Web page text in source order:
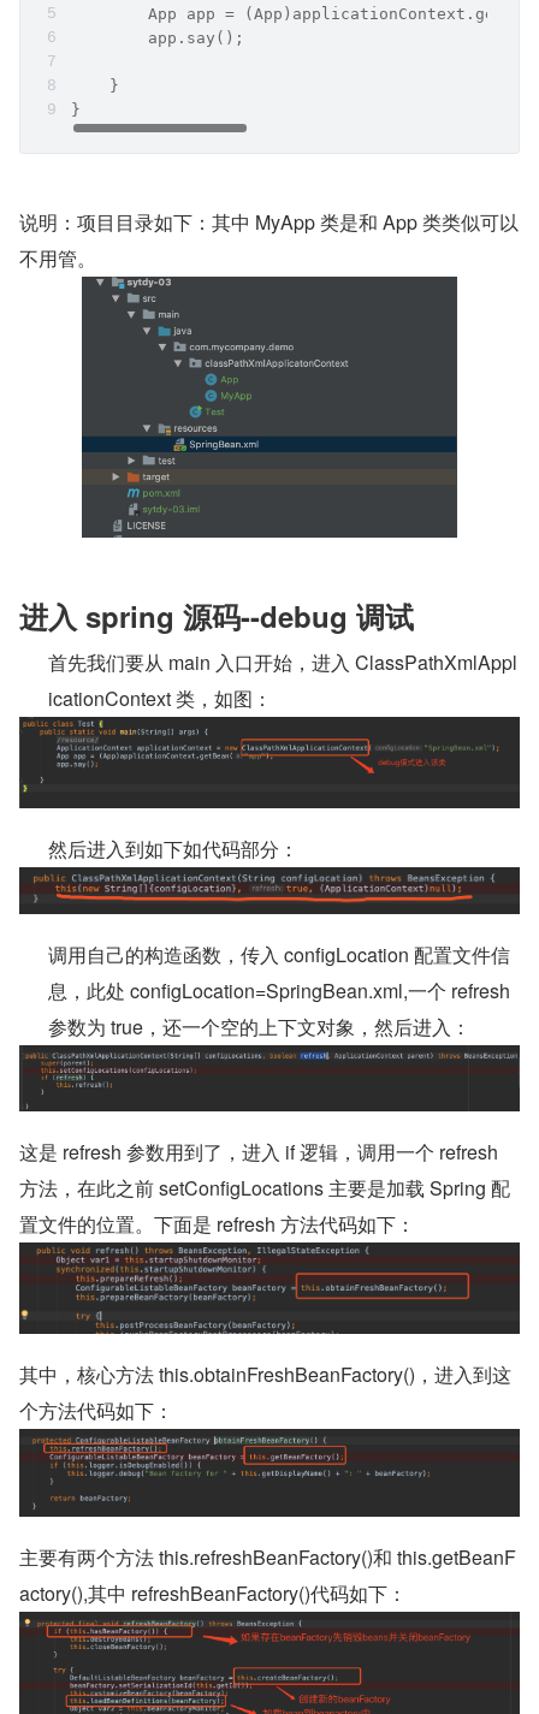
App app =
        app.say();
    }
}
说明：项目目录如下：其中 MyApp 类是和 App 类类似可以
不用管。
进入 spring 源码--debug 调试
首先我们要从 main 入口开始，进入 ClassPathXmlAppl
icationContext 类，如图：
然后进入到如下如代码部分：
调用自己的构造函数，传入 configLocation 配置文件信
息，此处 configLocation=SpringBean.xml,一个 refresh
参数为 true，还一个空的上下文对象，然后进入：
这是 refresh 参数用到了，进入 if 逻辑，调用一个 refresh
方法，在此之前 setConfigLocations 主要是加载 Spring 配
置文件的位置。下面是 refresh 方法代码如下：
其中，核心方法 this.obtainFreshBeanFactory()，进入到这
个方法代码如下：
主要有两个方法 this.refreshBeanFactory()和 this.getBeanF
actory(),其中 refreshBeanFactory()代码如下：